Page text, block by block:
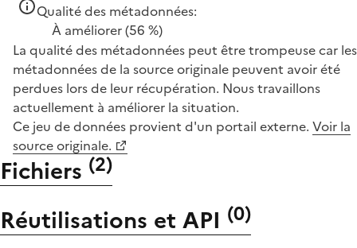
Qualité des métadonnées:
À améliorer(56 %)
La qualité des métadonnées peut être trompeuse car les
métadonnées de la source originale peuvent avoir été
perdues lors de leur récupération. Nous travaillons
actuellement à améliorer la situation.
Ce jeu de données provient d'un portail externe. Voir la
source originale.
Fichiers (2)
Réutilisations et API (0)